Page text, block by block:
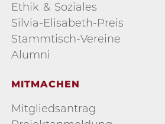
Ethik & Soziales
Silvia-Elisabeth-Preis
Stammtisch-Vereine
Alumni
MITMACHEN
Mitgliedsantrag